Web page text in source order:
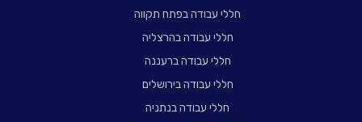
חללי עבודה בפתח תקווה
חללי עבודה בהרצליה
חללי עבודה ברעננה
חללי עבודה בירושלים
חללי עבודה בנתניה